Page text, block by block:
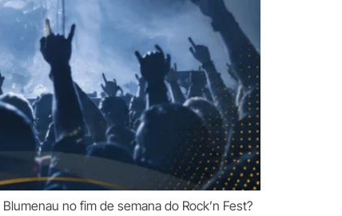
no fim de semana do Rock’n Fest?